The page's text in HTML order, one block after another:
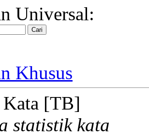
Universal:
Khusus
[TB]
statistik kata